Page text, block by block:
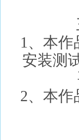
1、本
安装测
2、本作